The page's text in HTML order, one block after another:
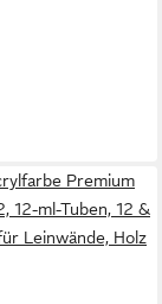
Premium
12-ml-Tuben, 12 &
Leinwände, Holz